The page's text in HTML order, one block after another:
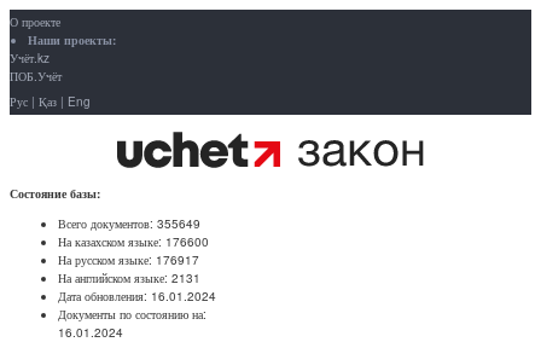
О проекте
Наши проекты:
Учёт.kz
ПОБ.Учёт
Рус | Қаз | Eng
Состояние базы:
Всего документов: 355649
На казахском языке: 176600
На русском языке: 176917
На английском языке: 2131
Дата обновления: 16.01.2024
Документы по состоянию на:
16.01.2024